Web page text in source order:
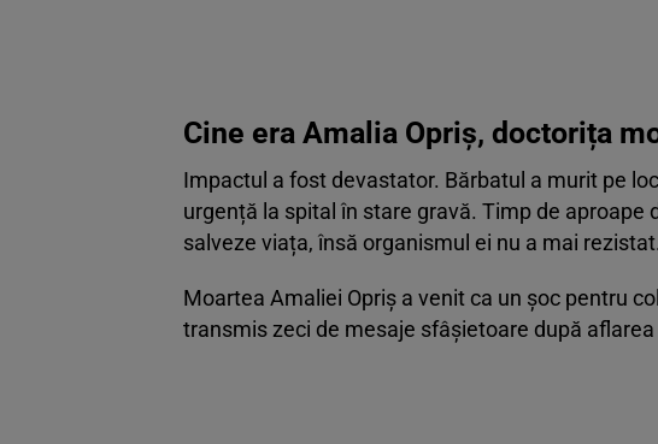
Cine era Amalia Opriș, doctorița
Impactul a fost devastator. Bărbatul a murit pe
urgență la spital în stare gravă. Timp de aproape
salveze viața, însă organismul ei nu a mai rezistat.
Moartea Amaliei Opriș a venit ca un șoc pentru
transmis zeci de mesaje sfâșietoare după aflarea